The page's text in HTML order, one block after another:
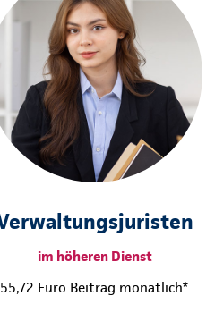
im höheren Dienst
55,72 Euro Beitrag monatlich*